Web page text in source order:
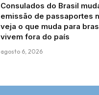
Consulados do Brasil
emissão de passaportes
veja o que muda para
vivem fora do país
agosto 6, 2026